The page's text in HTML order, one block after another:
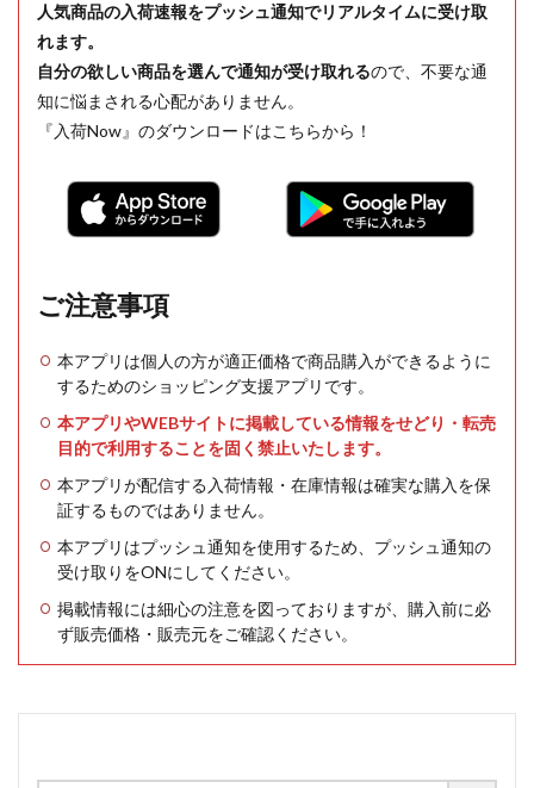
人気商品の入荷速報をプッシュ通知でリアルタイムに受け取
れます。
自分の欲しい商品を選んで通知が受け取れるので、不要な通
知に悩まされる心配がありません。
『入荷Now』のダウンロードはこちらから！
ご注意事項
本アプリは個人の方が適正価格で商品購入ができるように
するためのショッピング支援アプリです。
本アプリやWEBサイトに掲載している情報をせどり・転売
目的で利用することを固く禁止いたします。
本アプリが配信する入荷情報・在庫情報は確実な購入を保
証するものではありません。
本アプリはプッシュ通知を使用するため、プッシュ通知の
受け取りをONにしてください。
掲載情報には細心の注意を図っておりますが、購入前に必
ず販売価格・販売元をご確認ください。